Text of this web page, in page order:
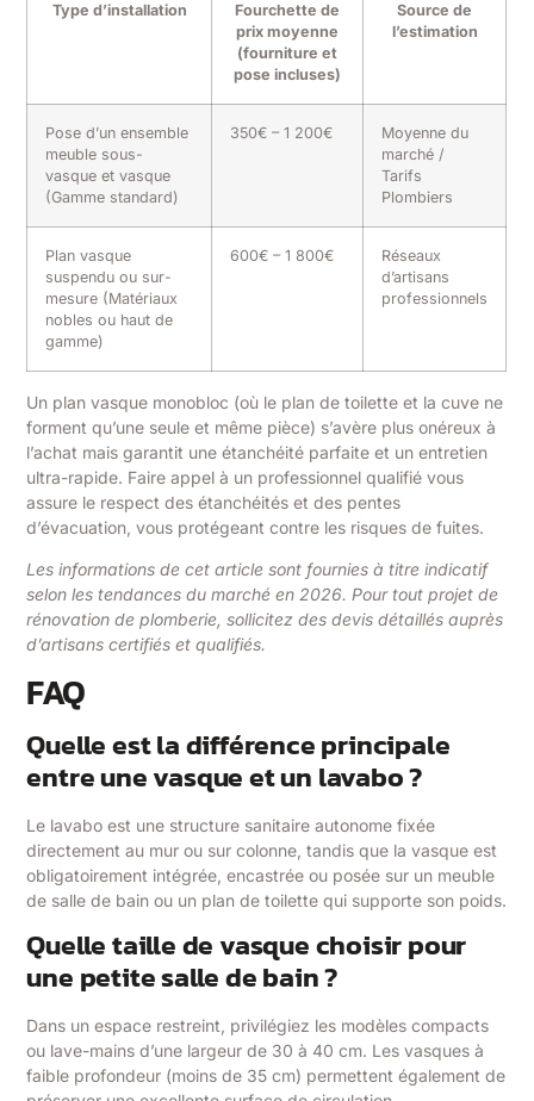
Type d’installation
Fourchette de
prix moyenne
(fourniture et
pose incluses)
Source de
l’estimation
Pose d’un ensemble
meuble sous-
vasque et vasque
(Gamme standard)
350€ – 1 200€
Moyenne du
marché /
Tarifs
Plombiers
Plan vasque
suspendu ou sur-
mesure (Matériaux
nobles ou haut de
gamme)
600€ – 1 800€
Réseaux
d’artisans
professionnels
Un plan vasque monobloc (où le plan de toilette et la cuve ne
forment qu’une seule et même pièce) s’avère plus onéreux à
l’achat mais garantit une étanchéité parfaite et un entretien
ultra-rapide. Faire appel à un professionnel qualifié vous
assure le respect des étanchéités et des pentes
d’évacuation, vous protégeant contre les risques de fuites.
Les informations de cet article sont fournies à titre indicatif
selon les tendances du marché en 2026. Pour tout projet de
rénovation de plomberie, sollicitez des devis détaillés auprès
d’artisans certifiés et qualifiés.
FAQ
Quelle est la différence principale
entre une vasque et un lavabo ?
Le lavabo est une structure sanitaire autonome fixée
directement au mur ou sur colonne, tandis que la vasque est
obligatoirement intégrée, encastrée ou posée sur un meuble
de salle de bain ou un plan de toilette qui supporte son poids.
Quelle taille de vasque choisir pour
une petite salle de bain ?
Dans un espace restreint, privilégiez les modèles compacts
ou lave-mains d’une largeur de 30 à 40 cm. Les vasques à
faible profondeur (moins de 35 cm) permettent également de